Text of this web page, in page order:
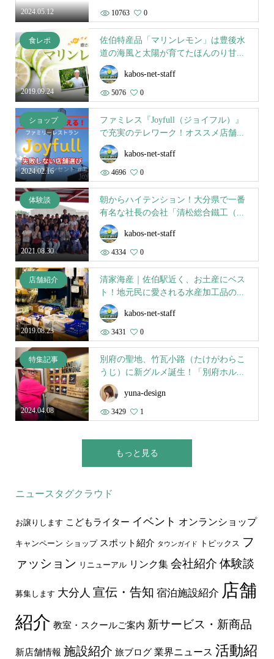
2024.05.12 10763 0
2019.09.24
食レポ
佐伯特産品「マリンレモン」は豊後水
道の海風と太陽が育てたほんのり甘...
kabos-net-staff
5076 0
2024.02.16
ショップ
ファミレス『Joyfull（ジョイフル）』
で充実のテレワーク！オススメ店舗...
kabos-net-staff
4696 0
2021.08.30
体験談
朝からハイテンション！大分県で一番
有名な社長の会社「清松総合鐵工（...
kabos-net-staff
4334 0
2019.08.23
店舗紹介
清家海産｜佐伯駅近く、お土産にベス
ト！地元民に愛される水産加工品の...
kabos-net-staff
3431 0
2024.04.08
特集記事
別府の聖地、竹瓦小路（たけがわらこ
うじ）に新グルメ誕生！「別府ホル...
yuna-design
3429 1
もっと見る
ニュースタグクラウド
お譲りします こどもライター イベント オンランショップ
キャンペーン ショップ スポット紹介 タウンガイド トピックス フ
ァッション リニューアル リンク集 会社紹介 体験談
募集します 大分人 宣伝・告知 宿泊施設紹介 店舗
紹介 教室・スクールご案内 新サービス・新商品
新店舗情報 施設紹介 旅ブログ 業界ニュース 活動紹